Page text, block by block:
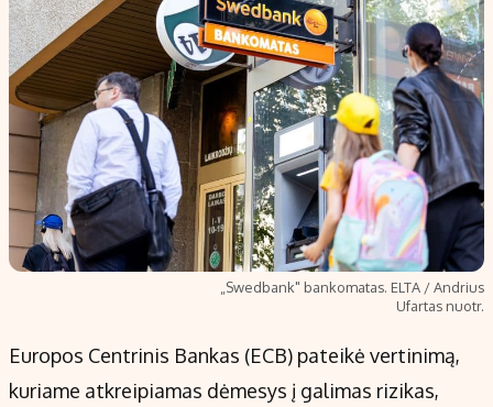
„Swedbank" bankomatas. ELTA / Andrius
Ufartas nuotr.
Europos Centrinis Bankas (ECB) pateikė vertinimą,
kuriame atkreipiamas dėmesys į galimas rizikas,